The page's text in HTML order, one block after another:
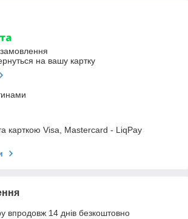
на вашу картку
карткою Visa, Mastercard - LiqPay
впродовж 14 днів безкоштовно